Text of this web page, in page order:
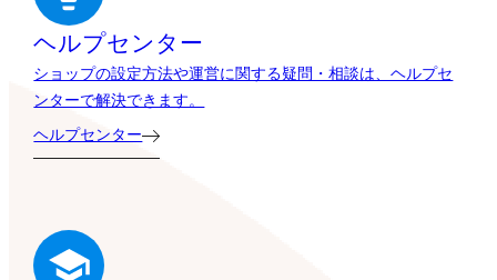
ヘルプセンター
ショップの設定方法や運営に関する疑問・相談は、ヘルプセ
ンターで解決できます。
ヘルプセンター